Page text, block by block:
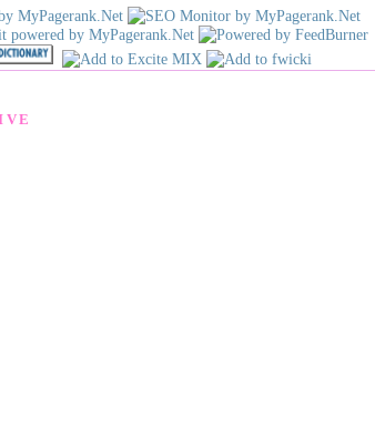
Guang Ming Daily光明日报
Kwong Wah Daily 光华日报
Nan Yang Siang Pau南洋商报